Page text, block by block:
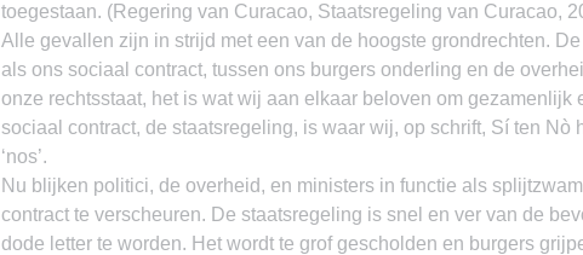
toegestaan. (Regering van Curacao, Staatsregeling van Curacao,
Alle gevallen zijn in strijd met een van de hoogste grondrechten.
als ons sociaal contract, tussen ons burgers onderling en de
onze rechtsstaat, het is wat wij aan elkaar beloven om gezamenlijk
sociaal contract, de staatsregeling, is waar wij, op schrift, Sí ten Nò
‘nos’.
Nu blijken politici, de overheid, en ministers in functie als
contract te verscheuren. De staatsregeling is snel en ver van de
dode letter te worden. Het wordt te grof gescholden en burgers